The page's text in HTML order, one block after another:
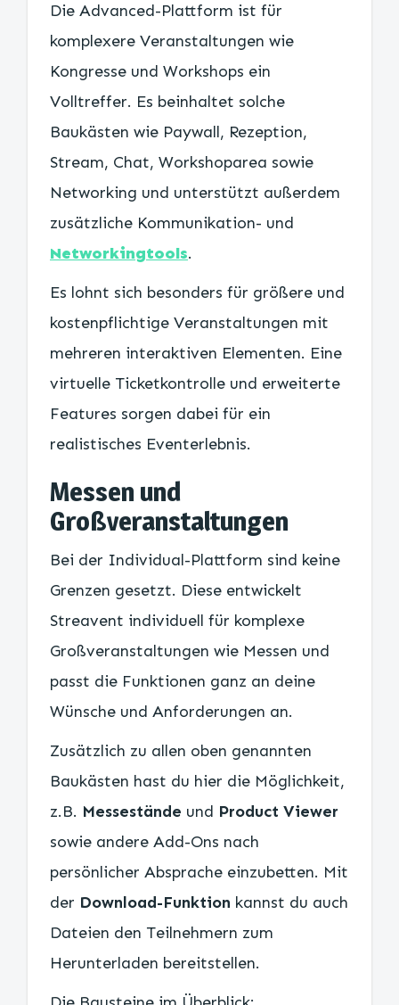
Die Advanced-Plattform ist für
komplexere Veranstaltungen wie
Kongresse und Workshops ein
Volltreffer. Es beinhaltet solche
Baukästen wie Paywall, Rezeption,
Stream, Chat, Workshoparea sowie
Networking und unterstützt außerdem
zusätzliche Kommunikation- und
Networkingtools.
Es lohnt sich besonders für größere und
kostenpflichtige Veranstaltungen mit
mehreren interaktiven Elementen. Eine
virtuelle Ticketkontrolle und erweiterte
Features sorgen dabei für ein
realistisches Eventerlebnis.
Messen und
Großveranstaltungen
Bei der Individual-Plattform sind keine
Grenzen gesetzt. Diese entwickelt
Streavent individuell für komplexe
Großveranstaltungen wie Messen und
passt die Funktionen ganz an deine
Wünsche und Anforderungen an.
Zusätzlich zu allen oben genannten
Baukästen hast du hier die Möglichkeit,
z.B. Messestände und Product Viewer
sowie andere Add-Ons nach
persönlicher Absprache einzubetten. Mit
der Download-Funktion kannst du auch
Dateien den Teilnehmern zum
Herunterladen bereitstellen.